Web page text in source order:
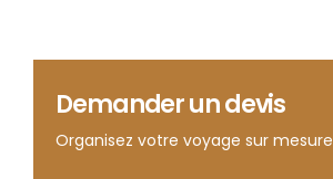
Demander un devis
Organisez votre voyage sur mesure